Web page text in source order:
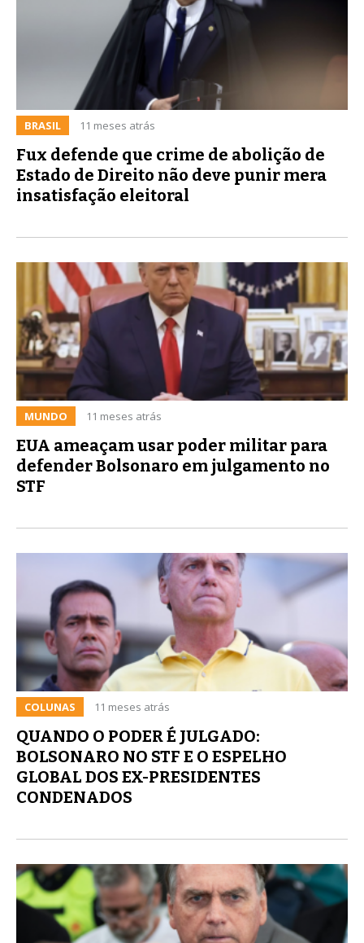
BRASIL 11 meses atrás
Fux defende que crime de abolição de
Estado de Direito não deve punir mera
insatisfação eleitoral
MUNDO 11 meses atrás
EUA ameaçam usar poder militar para
defender Bolsonaro em julgamento no
STF
COLUNAS 11 meses atrás
QUANDO O PODER É JULGADO:
BOLSONARO NO STF E O ESPELHO
GLOBAL DOS EX-PRESIDENTES
CONDENADOS